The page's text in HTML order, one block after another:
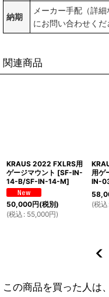
納期
メーカー手配（詳
にお問い合わせくだ
関連商品
KRAUS 2022 FXLRS用
ゲージマウント [SF-IN-
14-B/SF-IN-14-M]
50,000円(税別)
(税込 : 55,000円)
用ゲ
IN-
(税込
この商品を買った人は